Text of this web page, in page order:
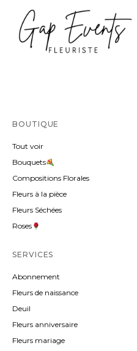
BOUTIQUE
Tout voir
Bouquets
Compositions Florales
Fleurs à la pièce
Fleurs Séchées
Roses
SERVICES
Abonnement
Fleurs de naissance
Deuil
Fleurs anniversaire
Fleurs mariage